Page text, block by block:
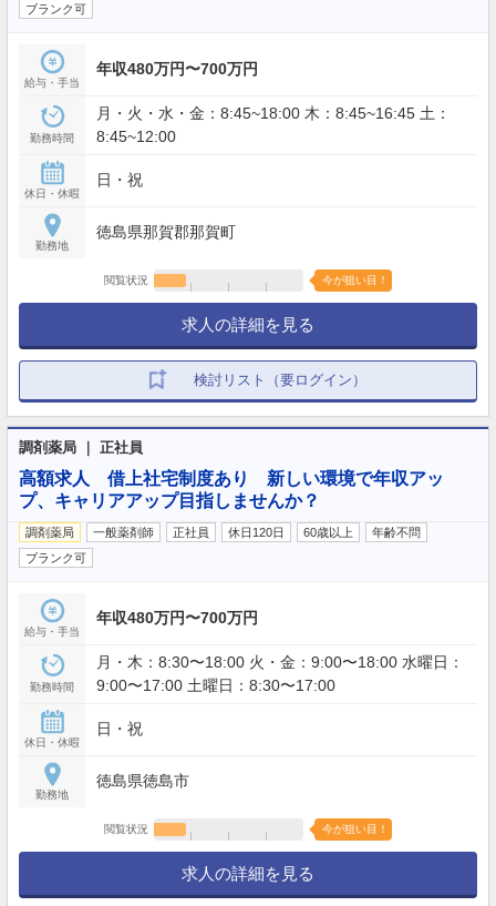
ブランク可
給与・手当
年収480万円〜700万円
勤務時間
月・火・水・金：8:45~18:00 木：8:45~16:45 土：
8:45~12:00
休日・休暇
日・祝
勤務地
徳島県那賀郡那賀町
閲覧状況 今が狙い目！
求人の詳細を見る
検討リスト（要ログイン）
調剤薬局 ｜ 正社員
高額求人 借上社宅制度あり 新しい環境で年収アッ
プ、キャリアアップ目指しませんか？
調剤薬局 一般薬剤師 正社員 休日120日 60歳以上
年齢不問
ブランク可
給与・手当
年収480万円〜700万円
勤務時間
月・木：8:30〜18:00 火・金：9:00〜18:00 水曜日：
9:00〜17:00 土曜日：8:30〜17:00
休日・休暇
日・祝
勤務地
徳島県徳島市
閲覧状況 今が狙い目！
求人の詳細を見る